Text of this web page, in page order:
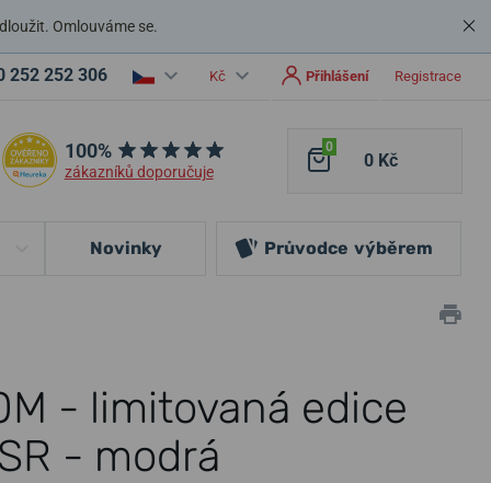
Omlouváme se.
252 252 306 Kč Přihlášení Registrace
100%
zákazníků doporučuje
0
0 Kč
Novinky Průvodce výběrem
- limitovaná edice
- modrá